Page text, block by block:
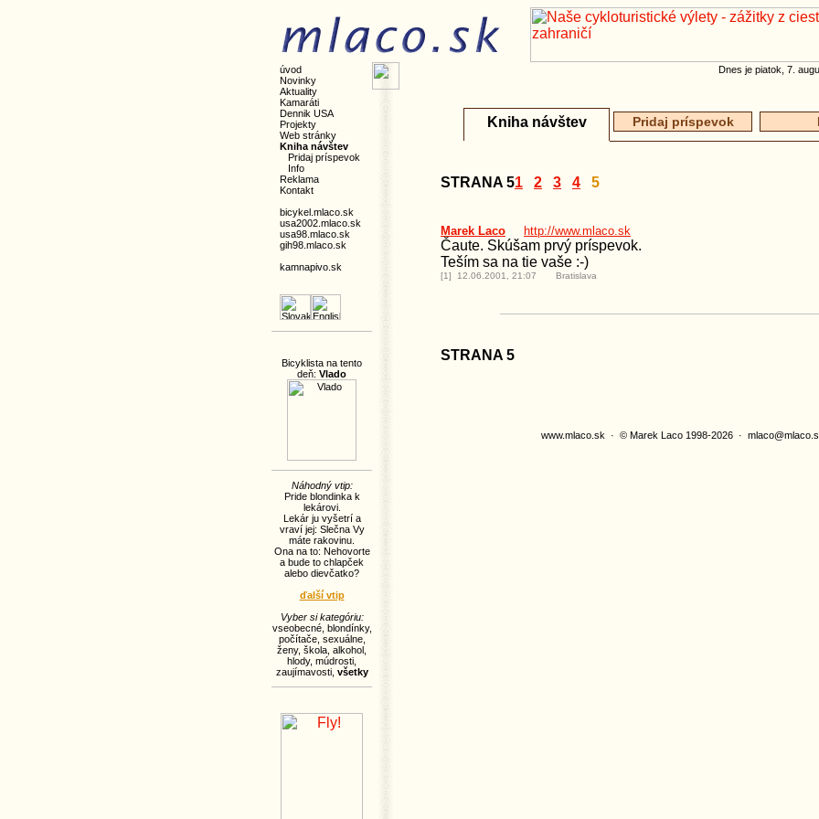
úvod
Novinky
Aktuality
Kamaráti
Dennik USA
Projekty
Web stránky
Kniha návštev
Pridaj príspevok
Info
Reklama
Kontakt
bicykel.mlaco.sk
usa2002.mlaco.sk
usa98.mlaco.sk
gih98.mlaco.sk
kamnapivo.sk
Bicyklista na tento
deň: Vlado
Náhodný vtip:
Pride blondinka k
lekárovi.
Lekár ju vyšetrí a
vraví jej: Slečna Vy
máte rakovinu.
Ona na to: Nehovorte
a bude to chlapček
alebo dievčatko?
ďalší vtip
Vyber si kategóriu:
vseobecné, blondínky,
počítače, sexuálne,
ženy, škola alkohol
hlody, múdrosti
zaujímavosti, všetky
Dnes je piatok, 7.
Kniha návštev Pridaj príspevok
STRANA 51 2 3 4 5
Marek Laco http://www.mlaco.sk
Čaute. Skúšam prvý príspevok.
Teším sa na tie vaše :-)
[1] 12.06.2001, 21:07 Bratislava
STRANA 5
www.mlaco.sk · © Marek Laco 1998-2026 ·